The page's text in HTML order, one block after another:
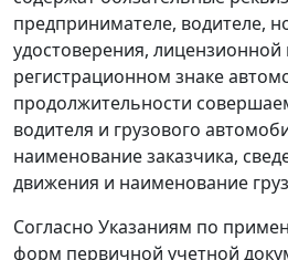
предпринимателе, водителе,
удостоверения, лицензионной
регистрационном знаке
продолжительности
водителя и грузового
наименование заказчика,
движения и наименование
Согласно Указаниям по
форм первичной учетной